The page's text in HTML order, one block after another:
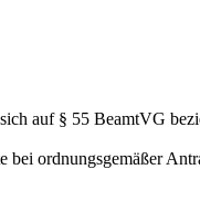
auf § 55 BeamtVG
ordnungsgemäßer